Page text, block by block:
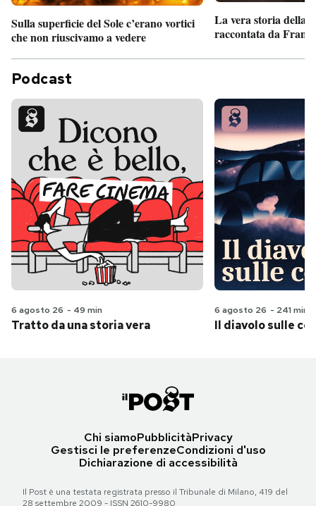
Sulla superficie del Sole c’erano vortici
che non riuscivamo a vedere
La vera storia della
raccontata da
Podcast
6 agosto 26 - 49 min
Tratto da una storia vera
6 agosto 26 - 241 min
Il diavolo sulle
Chi siamoPubblicitàPrivacy
Gestisci le preferenzeCondizioni d'uso
Dichiarazione di accessibilità
Il Post è una testata registrata presso il Tribunale di Milano, 419 del
28 settembre 2009 - ISSN 2610-9980